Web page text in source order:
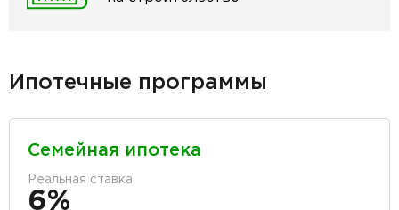
Ипотечные программы
Семейная ипотека
Реальная ставка
6%